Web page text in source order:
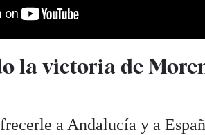
la victoria de
a Andalucía y a